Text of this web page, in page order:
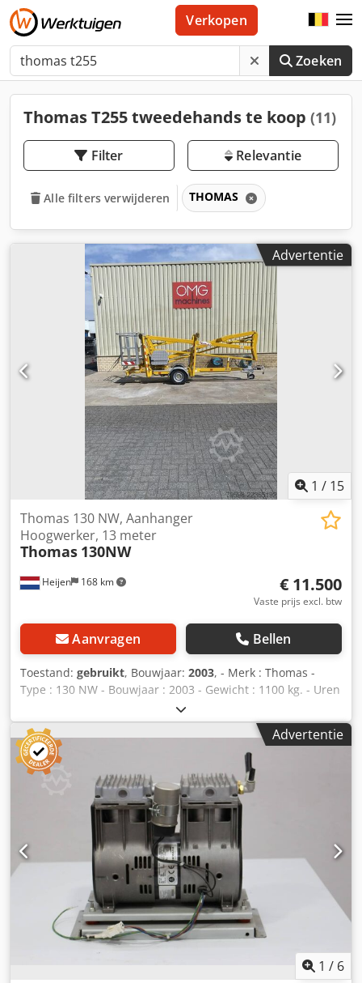
Zoeken
Verkopen
Thomas T255 tweedehands te koop (11)
Filter Relevantie
Alle filters verwijderen THOMAS
Advertentie
1 / 15
Heijen 168 km
Thomas 130 NW, Aanhanger
Hoogwerker, 13 meter
Thomas 130NW
€ 11.500
Vaste prijs excl. btw
Aanvragen Bellen
Toestand: gebruikt, Bouwjaar: 2003, - Merk : Thomas -
Type : 130 NW - Bouwjaar : 2003 - Gewicht : 1100 kg. - Uren
: Geen uren teller - Aandrijving : 220 volt - Werkhoogte : 13
meter - Zijdelingsbereik : 5,5 meter - 250 kg. in de werkbak
Dcodpfszmvaksx Alijk - Belgische registratie - Nederlandse
registratie mogelijk - Veiligheidskeuring mogelijk -
Hoogwerkerboek aanwezig - CE document aanwezig - Inruil
en Transport mogelijk - Machine is werkelijk in
NIEUWSTAAT, Uniek * Merk: Thomas * Type: 130 NW *
Bouwjaar: 2003 * Gewicht: 1100 kg. * Uren: Geen uren
teller * Aandrijving: 220 volt * Werkhoogte: 13 meter *
Zijdelingsbereik: 5,5 meter
Advertentie
1 / 6